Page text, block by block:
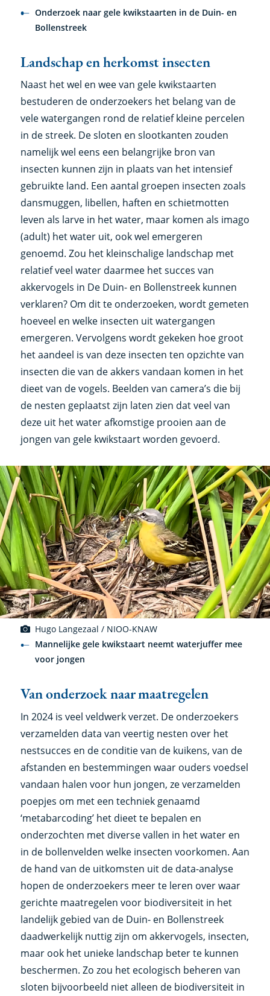
Onderzoek naar gele kwikstaarten in de Duin- en
Bollenstreek
Landschap en herkomst insecten
Naast het wel en wee van gele kwikstaarten
bestuderen de onderzoekers het belang van de
vele watergangen rond de relatief kleine percelen
in de streek. De sloten en slootkanten zouden
namelijk wel eens een belangrijke bron van
insecten kunnen zijn in plaats van het intensief
gebruikte land. Een aantal groepen insecten zoals
dansmuggen, libellen, haften en schietmotten
leven als larve in het water, maar komen als imago
(adult) het water uit, ook wel emergeren
genoemd. Zou het kleinschalige landschap met
relatief veel water daarmee het succes van
akkervogels in De Duin- en Bollenstreek kunnen
verklaren? Om dit te onderzoeken, wordt gemeten
hoeveel en welke insecten uit watergangen
emergeren. Vervolgens wordt gekeken hoe groot
het aandeel is van deze insecten ten opzichte van
insecten die van de akkers vandaan komen in het
dieet van de vogels. Beelden van camera’s die bij
de nesten geplaatst zijn laten zien dat veel van
deze uit het water afkomstige prooien aan de
jongen van gele kwikstaart worden gevoerd.
Hugo Langezaal / NIOO-KNAW
Mannelijke gele kwikstaart neemt waterjuffer mee
voor jongen
Van onderzoek naar maatregelen
In 2024 is veel veldwerk verzet. De onderzoekers
verzamelden data van veertig nesten over het
nestsucces en de conditie van de kuikens, van de
afstanden en bestemmingen waar ouders voedsel
vandaan halen voor hun jongen, ze verzamelden
poepjes om met een techniek genaamd
‘metabarcoding’ het dieet te bepalen en
onderzochten met diverse vallen in het water en
in de bollenvelden welke insecten voorkomen. Aan
de hand van de uitkomsten uit de data-analyse
hopen de onderzoekers meer te leren over waar
gerichte maatregelen voor biodiversiteit in het
landelijk gebied van de Duin- en Bollenstreek
daadwerkelijk nuttig zijn om akkervogels, insecten,
maar ook het unieke landschap beter te kunnen
beschermen. Zo zou het ecologisch beheren van
sloten bijvoorbeeld niet alleen de biodiversiteit in